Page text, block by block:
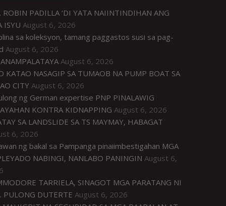
ROBIN PADILLA ‘DI YATA NAIINTINDIHAN ANG
ISYU August 6, 2026
sa koleksyon, tamang paggastos susi sa pag-
August 6, 2026
August 6, 2026
KATAO NASAGIP SA TUMAOB NA PUMP BOAT SA
CITY August 6, 2026
ng German expertise PNP PINALAWIG
KONTRA KIDNAPPING August 6, 2026
SA LANDSLIDE SA TS MAYMAY, HABAGAT
6, 2026
ng bakal sa Pampanga pinaiimbestigahan MGA
NABINGI, NANLABO PANINGIN August 6,
TARRIELA, SINAGOT MGA PARATANG NI
PULONG DUTERTE August 6, 2026